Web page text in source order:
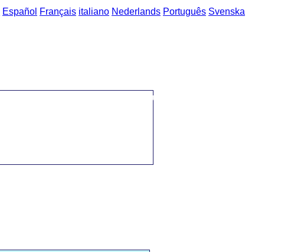
Español Français italiano Nederlands Português Svenska
Deutsch-Tschechisch Ausdrücke